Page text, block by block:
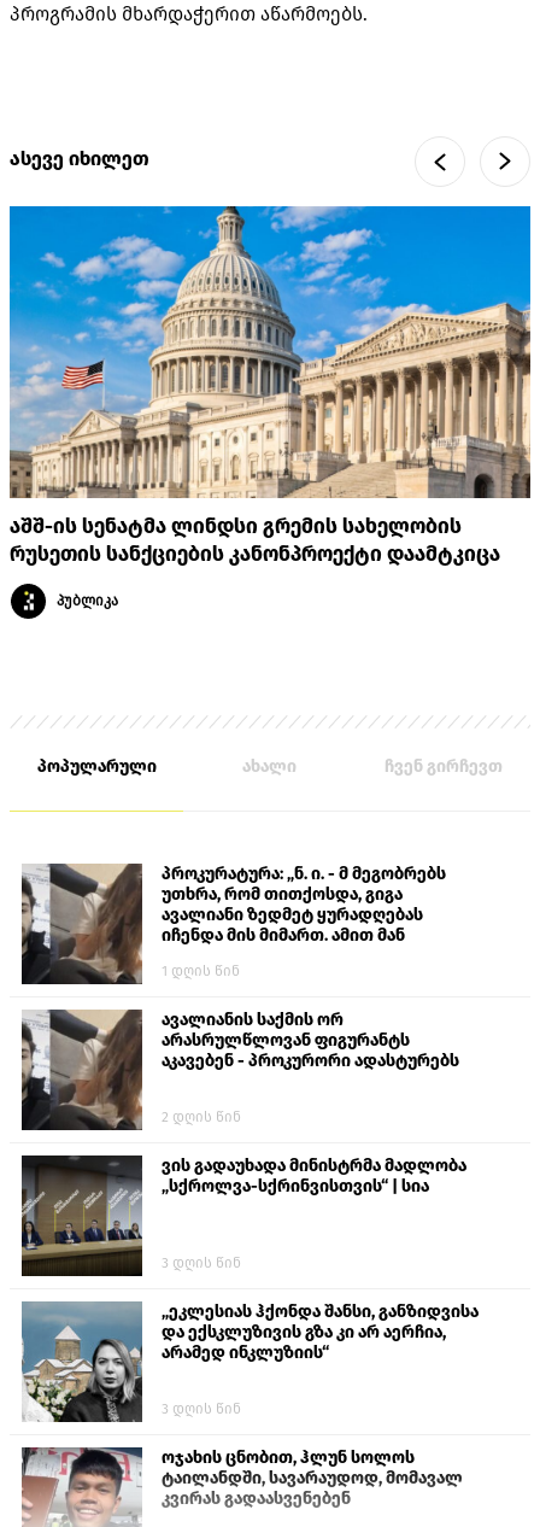
პროგრამის მხარდაჭერით აწარმოებს.
ასევე იხილეთ
აშშ-ის სენატმა ლინდსი გრემის სახელობის
რუსეთის სანქციების კანონპროექტი დაამტკიცა
პუბლიკა
პოპულარული ახალი ჩვენ გირჩევთ
პროკურატურა: „ნ. ი. - მ მეგობრებს
უთხრა, რომ თითქოსდა, გიგა
ავალიანი ზედმეტ ყურადღებას
იჩენდა მის მიმართ. ამით მან
თავს დასხმოდა გიგა ავალიანს“
1 დღის წინ
ავალიანის საქმის ორ
არასრულწლოვან ფიგურანტს
აკავებენ - პროკურორი ადასტურებს
2 დღის წინ
ვის გადაუხადა მინისტრმა მადლობა
„სქროლვა-სქრინვისთვის“ | სია
3 დღის წინ
„ეკლესიას ჰქონდა შანსი, განზიდვისა
და ექსკლუზივის გზა კი არ აერჩია,
არამედ ინკლუზიის“
3 დღის წინ
ოჯახის ცნობით, ჰლუნ სოლოს
ტაილანდში, სავარაუდოდ, მომავალ
კვირას გადაასვენებენ